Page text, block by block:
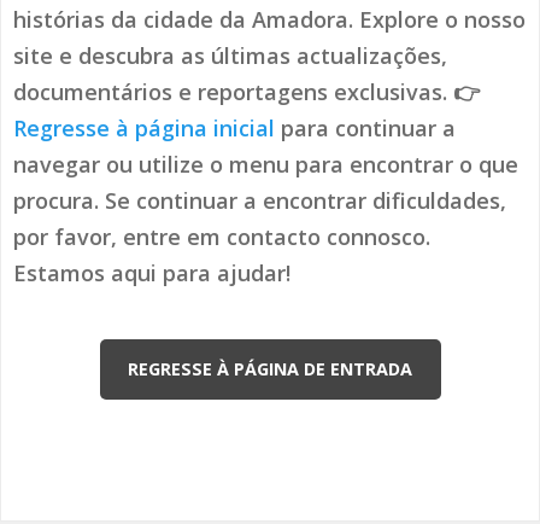
histórias da cidade da Amadora. Explore o nosso
site e descubra as últimas actualizações,
documentários e reportagens exclusivas. 👉
Regresse à página inicial para continuar a
navegar ou utilize o menu para encontrar o que
procura. Se continuar a encontrar dificuldades,
por favor, entre em contacto connosco.
Estamos aqui para ajudar!
REGRESSE À PÁGINA DE ENTRADA